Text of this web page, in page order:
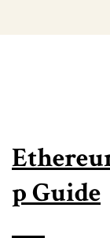
p Guide